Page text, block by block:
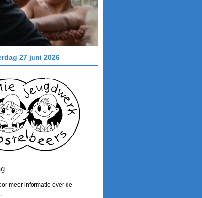
27 juni 2026
meer informatie over de
.